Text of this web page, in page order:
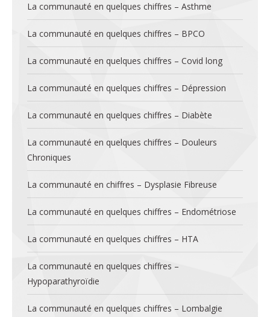
La communauté en quelques chiffres – Asthme
La communauté en quelques chiffres – BPCO
La communauté en quelques chiffres – Covid long
La communauté en quelques chiffres – Dépression
La communauté en quelques chiffres – Diabète
La communauté en quelques chiffres – Douleurs
Chroniques
La communauté en chiffres – Dysplasie Fibreuse
La communauté en quelques chiffres – Endométriose
La communauté en quelques chiffres – HTA
La communauté en quelques chiffres –
Hypoparathyroïdie
La communauté en quelques chiffres – Lombalgie